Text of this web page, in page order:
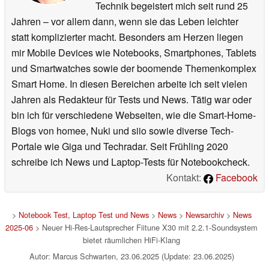
Technik begeistert mich seit rund 25
Jahren – vor allem dann, wenn sie das Leben leichter
statt komplizierter macht. Besonders am Herzen liegen
mir Mobile Devices wie Notebooks, Smartphones, Tablets
und Smartwatches sowie der boomende Themenkomplex
Smart Home. In diesen Bereichen arbeite ich seit vielen
Jahren als Redakteur für Tests und News. Tätig war oder
bin ich für verschiedene Webseiten, wie die Smart-Home-
Blogs von homee, Nuki und siio sowie diverse Tech-
Portale wie Giga und Techradar. Seit Frühling 2020
schreibe ich News und Laptop-Tests für Notebookcheck.
Kontakt:
Facebook
> Notebook Test, Laptop Test und News> News> Newsarchiv> News
2025-06 > Neuer Hi-Res-Lautsprecher Fiitune X30 mit 2.2.1-Soundsystem
bietet räumlichen HiFi-Klang
Autor: Marcus Schwarten, 23.06.2025 (Update: 23.06.2025)